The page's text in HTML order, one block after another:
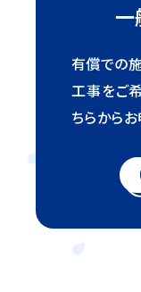
一
有償での
工事をご
ちらから